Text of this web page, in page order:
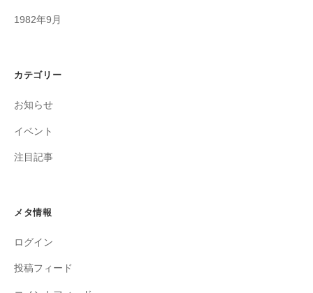
1982年9月
カテゴリー
お知らせ
イベント
注目記事
メタ情報
ログイン
投稿フィード